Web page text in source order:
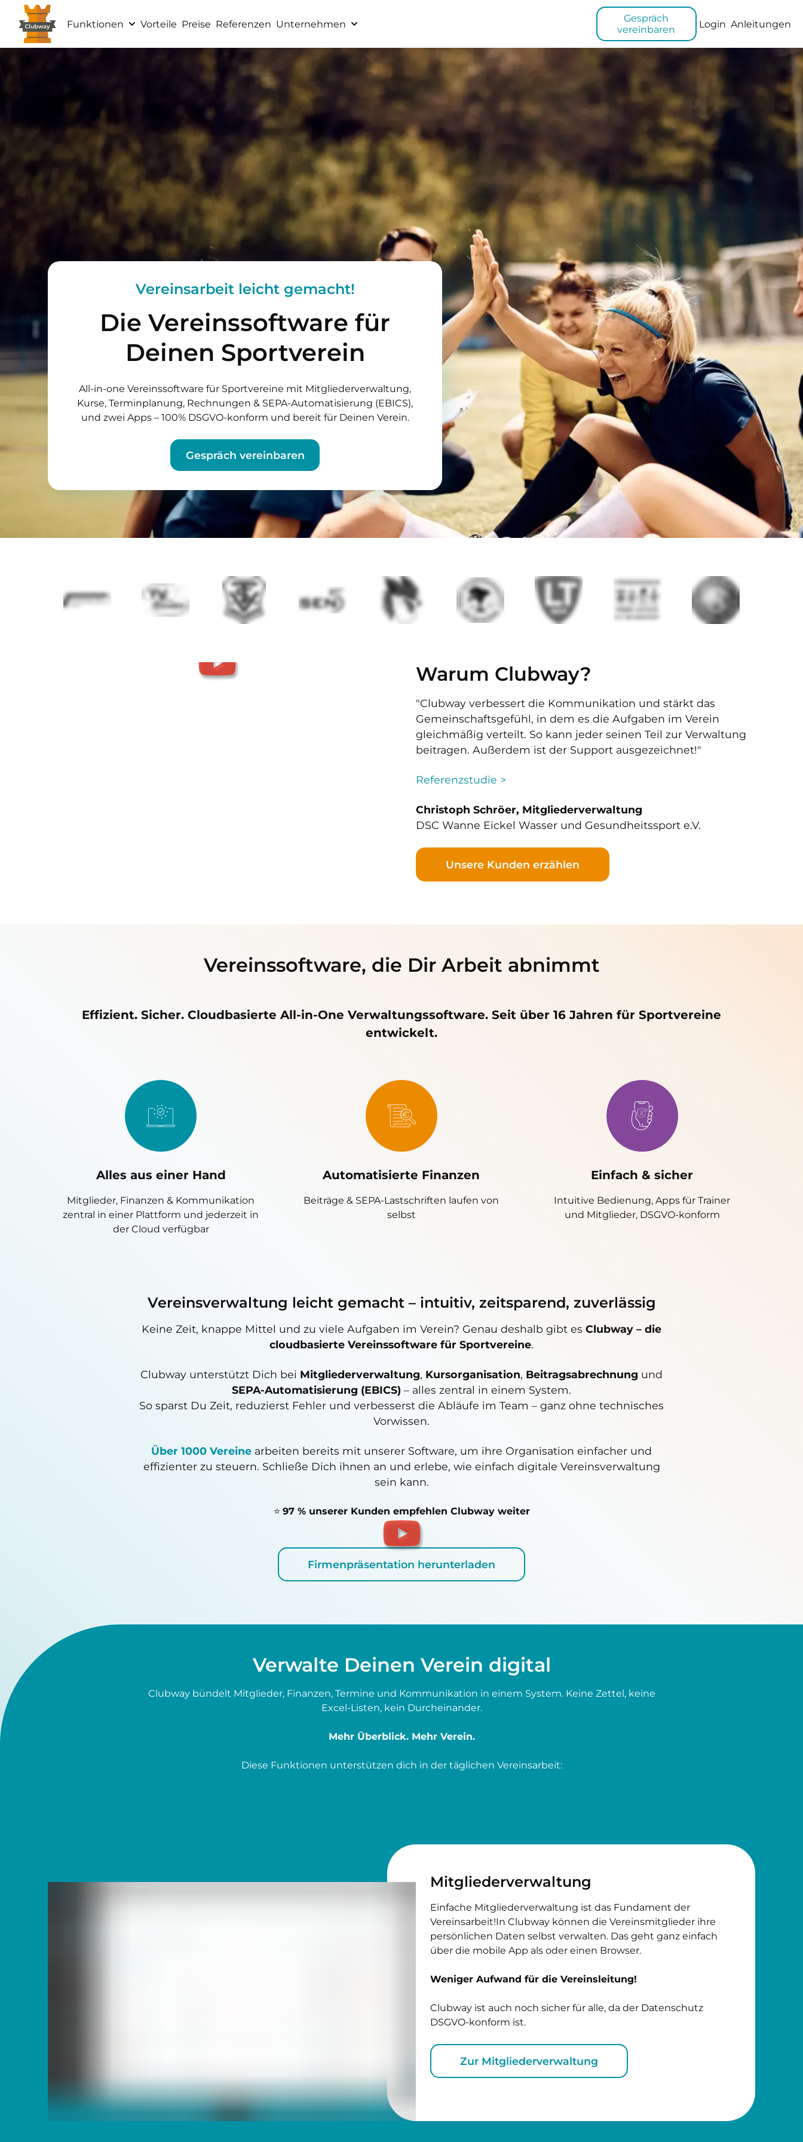
Funktionen Vorteile Preise Referenzen Unternehmen
Gespräch
vereinbaren
Login Anleitungen
Vereinsarbeit leicht gemacht!
Die Vereins­software für
Deinen Sportverein
All-in-one Vereinssoftware für Sportvereine mit Mitgliederverwaltung,
Kurse, Terminplanung, Rechnungen & SEPA-Automatisierung (EBICS),
und zwei Apps – 100% DSGVO-konform und bereit für Deinen Verein.
Gespräch vereinbaren
Warum Clubway?
"Clubway verbessert die Kommunikation und stärkt das
Gemeinschaftsgefühl, in dem es die Aufgaben im Verein
gleichmäßig verteilt. So kann jeder seinen Teil zur Verwaltung
beitragen. Außerdem ist der Support ausgezeichnet!"
Referenzstudie >
Christoph Schröer, Mitgliederverwaltung
DSC Wanne Eickel Wasser und Gesundheitssport e.V.
Unsere Kunden erzählen
Vereinssoftware, die Dir Arbeit abnimmt
Effizient. Sicher. Cloudbasierte All-in-One Verwaltungssoftware. Seit über 16 Jahren für Sportvereine
entwickelt.
Alles aus einer Hand
Mitglieder, Finanzen & Kommunikation
zentral in einer Plattform und jederzeit in
der Cloud verfügbar
Automatisierte Finanzen
Beiträge & SEPA-Lastschriften laufen von
selbst
Einfach & sicher
Intuitive Bedienung, Apps für Trainer
und Mitglieder, DSGVO-konform
Vereinsverwaltung leicht gemacht – intuitiv, zeitsparend, zuverlässig
Keine Zeit, knappe Mittel und zu viele Aufgaben im Verein? Genau deshalb gibt es Clubway – die
cloudbasierte Vereinssoftware für Sportvereine.
Clubway unterstützt Dich bei Mitgliederverwaltung, Kursorganisation, Beitragsabrechnung und
SEPA-Automatisierung (EBICS) – alles zentral in einem System.
So sparst Du Zeit, reduzierst Fehler und verbesserst die Abläufe im Team – ganz ohne technisches
Vorwissen.
Über 1000 Vereine arbeiten bereits mit unserer Software, um ihre Organisation einfacher und
effizienter zu steuern. Schließe Dich ihnen an und erlebe, wie einfach digitale Vereinsverwaltung
sein kann.
⭐ 97 % unserer Kunden empfehlen Clubway weiter
Firmenpräsentation herunterladen
Verwalte Deinen Verein digital
Clubway bündelt Mitglieder, Finanzen, Termine und Kommunikation in einem System. Keine Zettel, keine
Excel-Listen, kein Durcheinander.
Mehr Überblick. Mehr Verein.
Diese Funktionen unterstützen dich in der täglichen Vereinsarbeit:
Mitglieder­verwaltung
Einfache Mitgliederverwaltung ist das Fundament der
Vereinsarbeit!In Clubway können die Vereinsmitglieder ihre
persönlichen Daten selbst verwalten. Das geht ganz einfach
über die mobile App als oder einen Browser.
Weniger Aufwand für die Vereinsleitung!
Clubway ist auch noch sicher für alle, da der Datenschutz
DSGVO-konform ist.
Zur Mitgliederverwaltung